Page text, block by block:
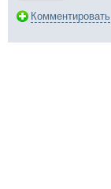
Комментировать